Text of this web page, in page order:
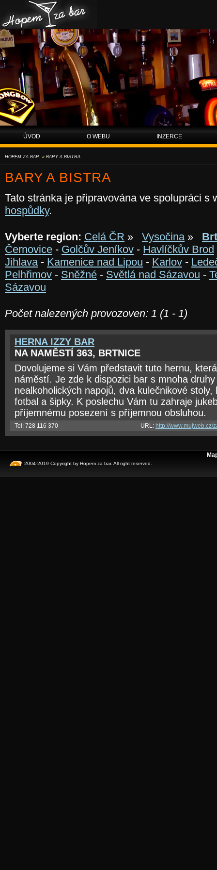
Hopem za bar
ÚVOD O WEBU INZERCE
HOPEM ZA BAR » BARY A BISTRA
BARY A BISTRA
Tato stránka je připravována ve spolupráci s
hospůdky.
Vyberte region: Celá ČR » Vysočina»
Černovice - Golčův Jeníkov - Havlíčkův Brod
Jihlava- Kamenice nad Lipou - Karlov -
Pelhřimov - Sněžné - Světlá nad Sázavou -
Sázavou
Počet nalezených provozoven: 1 (1 - 1)
HERNA IZZY BAR
NA NAMĚSTÍ 363, BRTNICE
Dovolujeme si Vám představit tuto hernu,
náměstí. Je zde k dispozici bar s mnoha
nealkoholických napojů, dva kulečnikové
fotbal a šipky. K poslechu Vám tu zahraje
příjemnému posezení s příjemnou obsluhou.
Tel: 728 116 370 URL: http://www.mujweb.cz/
2004-2019 Copyright by Hopem za bar. All right reserved.